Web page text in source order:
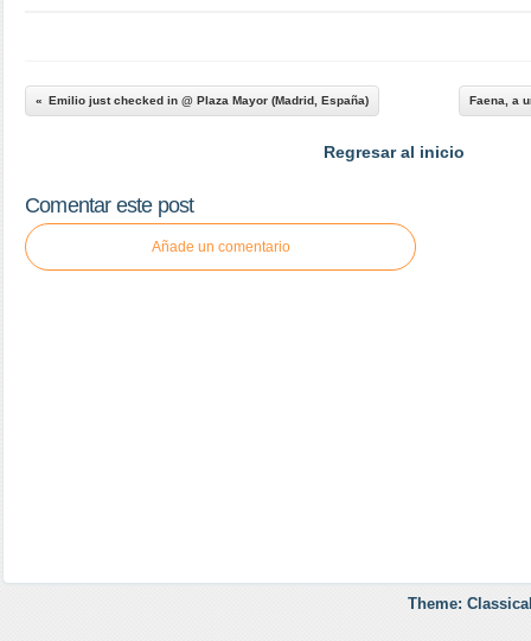
Emilio just checked in @ Plaza Mayor (Madrid, España) Faena, a
Regresar al inicio
Comentar este post
Añade un comentario
Theme: